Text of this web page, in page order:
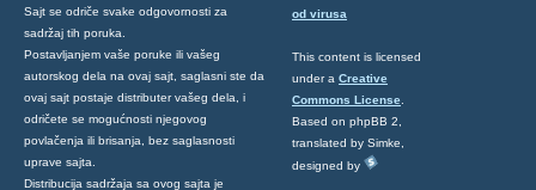
Sajt se odriče svake odgovornosti za
sadržaj tih poruka.
Postavljanjem vaše poruke ili vašeg
autorskog dela na ovaj sajt, saglasni ste da
ovaj sajt postaje distributer vašeg dela, i
odričete se mogućnosti njegovog
povlačenja ili brisanja, bez saglasnosti
uprave sajta.
Distribucija sadržaja sa ovog sajta je
od virusa
This content is licensed
under a Creative
Commons License
Based on phpBB 2,
translated by Simke,
designed by